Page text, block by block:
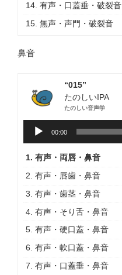
14. 有声・口蓋垂・破裂音
15. 無声・声門・破裂音
鼻音
“015”
たのしいIPA
たのしい音声学
レ
ー
ー
00:00
1. 有声・両唇・鼻音
2. 有声・唇歯・鼻音
3. 有声・歯茎・鼻音
4. 有声・そり舌・鼻音
5. 有声・硬口蓋・鼻音
6. 有声・軟口蓋・鼻音
7. 有声・口蓋垂・鼻音